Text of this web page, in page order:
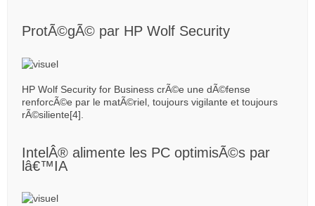
ProtÃ©gÃ© par HP Wolf Security
HP Wolf Security for Business crÃ©e une dÃ©fense
renforcÃ©e par le matÃ©riel, toujours vigilante et toujours
rÃ©siliente[4].
IntelÂ® alimente les PC optimisÃ©s par
lâ€™IA